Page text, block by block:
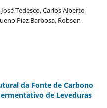
Tedesco, Carlos Alberto
Piaz Barbosa, Robson
da Fonte de Carbono
de Leveduras